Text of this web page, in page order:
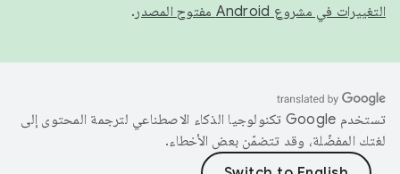
التغييرات في مشروع Android مفتوح المصدر
.
تستخدم Google تكنولوجيا الذكاء الاصطناعي لترجمة المحتوى إلى
لغتك المفضّلة، وقد تتضمّن بعض الأخطاء.